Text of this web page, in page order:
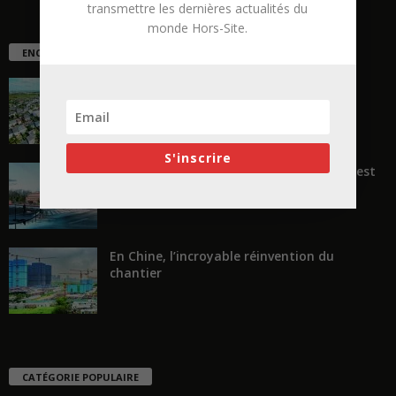
ENCORE PLUS D'ARTICLES
« Transformer plutôt que démolir, ce n’est
En Chine, l’incroyable réinvention du
chantier
CATÉGORIE POPULAIRE
transmettre les dernières actualités du
monde Hors-Site.
S'inscrire